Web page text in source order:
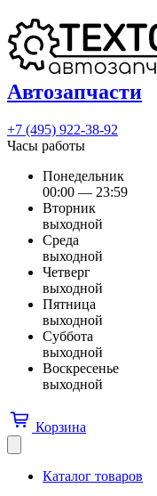
Автозапчасти
+7 (495) 922-38-92
Часы работы
Понедельник
00:00 — 23:59
Вторник
выходной
Среда
выходной
Четверг
выходной
Пятница
выходной
Суббота
выходной
Воскресенье
выходной
Корзина
Каталог товаров